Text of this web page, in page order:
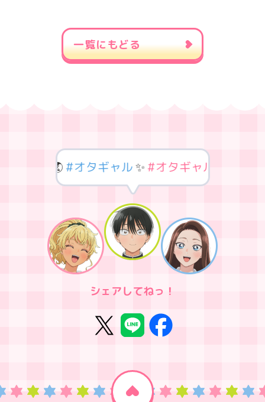
一覧にもどる
🌏 #オタギャル ✨ #オタギャル
シェアしてねっ！